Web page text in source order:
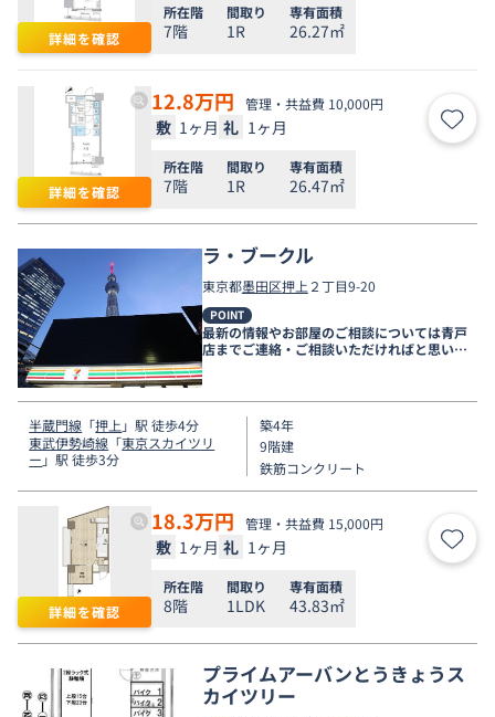
詳細を確認
所在階
7階
間取り
1R
専有面積
26.27㎡
詳細を確認
12.8万円 管理・共益費 10,000円
敷 1ヶ月 礼 1ヶ月 お気
所在階
7階
間取り
1R
専有面積
26.47㎡
ラ・ブークル
東京都墨田区押上２丁目9-20
POINT
最新の情報やお部屋のご相談については青戸
店までご連絡・ご相談いただければと思いま
す。
半蔵門線 「押上 」駅 徒歩4分
東武伊勢崎線 「東京スカイツリ
ー 」駅 徒歩3分
築4年
9階建
鉄筋コンクリート
詳細を確認
18.3万円 管理・共益費 15,000円
敷 1ヶ月 礼 1ヶ月 お気
所在階
8階
間取り
1LDK
専有面積
43.83㎡
プライムアーバンとうきょうス
カイツリー